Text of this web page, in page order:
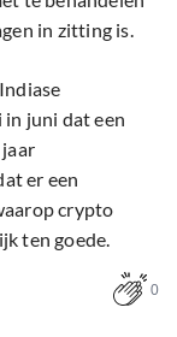
in zitting is.
in juni dat een
er een
crypto
ten goede.
0